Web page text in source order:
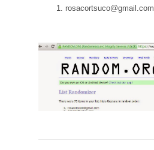
rosacortsuco@gmail.com